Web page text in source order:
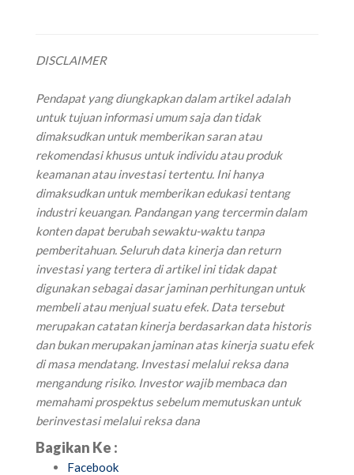
DISCLAIMER
‌Pendapat yang diungkapkan dalam artikel adalah
untuk tujuan informasi umum saja dan tidak
dimaksudkan untuk memberikan saran atau
rekomendasi khusus untuk individu atau produk
keamanan atau investasi tertentu. Ini hanya
dimaksudkan untuk memberikan edukasi tentang
industri keuangan. Pandangan yang tercermin dalam
konten dapat berubah sewaktu-waktu tanpa
pemberitahuan. Seluruh data kinerja dan return
investasi yang tertera di artikel ini tidak dapat
digunakan sebagai dasar jaminan perhitungan untuk
membeli atau menjual suatu efek. Data tersebut
merupakan catatan kinerja berdasarkan data historis
dan bukan merupakan jaminan atas kinerja suatu efek
di masa mendatang. Investasi melalui reksa dana
mengandung risiko. Investor wajib membaca dan
memahami prospektus sebelum memutuskan untuk
berinvestasi melalui reksa dana
Bagikan Ke :
Facebook